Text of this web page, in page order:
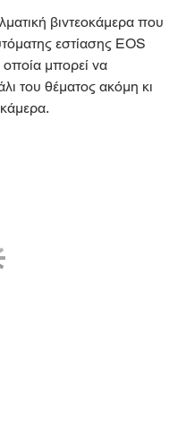
βιντεοκάμερα που
εστίασης EOS
μπορεί να
του θέματος ακόμη κι